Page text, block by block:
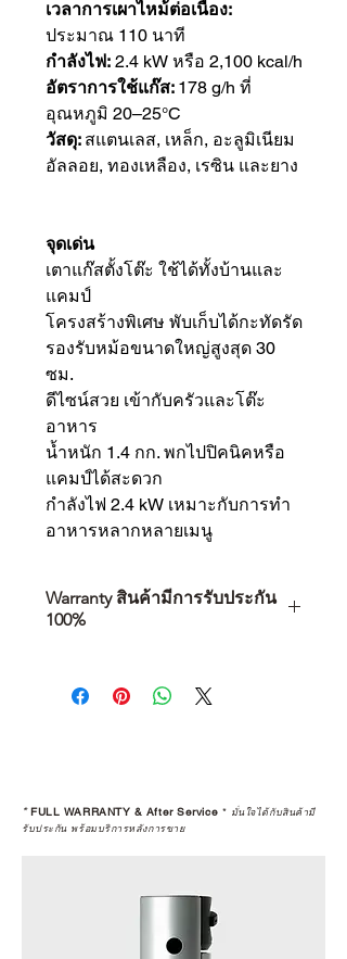
เวลาการเผาไหม้ต่อเนื่อง:
ประมาณ 110 นาที
กำลังไฟ: 2.4 kW หรือ 2,100 kcal/h
อัตราการใช้แก๊ส: 178 g/h ที่
อุณหภูมิ 20–25°C
วัสดุ: สแตนเลส, เหล็ก, อะลูมิเนียม
อัลลอย, ทองเหลือง, เรซิน และยาง
จุดเด่น
เตาแก๊สตั้งโต๊ะ ใช้ได้ทั้งบ้านและ
แคมป์
โครงสร้างพิเศษ พับเก็บได้กะทัดรัด
รองรับหม้อขนาดใหญ่สูงสุด 30
ซม.
ดีไซน์สวย เข้ากับครัวและโต๊ะ
อาหาร
น้ำหนัก 1.4 กก. พกไปปิคนิคหรือ
แคมป์ได้สะดวก
กำลังไฟ 2.4 kW เหมาะกับการทำ
อาหารหลากหลายเมนู
Warranty สินค้ามีการรับประกัน
100%
คุณตัดสินใจซื้อ แต่รวมไปถึง
“ประสบการณ์หลังการใช้งาน” ใน
STUDIO และร้านตัวแทนจำหน่ายที่
ได้รับการแต่งตั้งอย่างเป็นทางการ จะ
มาตรฐานของแบรนด์ ไม่ว่าจะ
เป็นการให้คำแนะนำ การดูแลสินค้า
หรือการแก้ไขปัญหาที่อาจเกิดขึ้นใน
*FULL WARRANTY & After Service * มั่นใจได้กับสินค้ามี
รับประกัน พร้อมบริการหลังการขาย